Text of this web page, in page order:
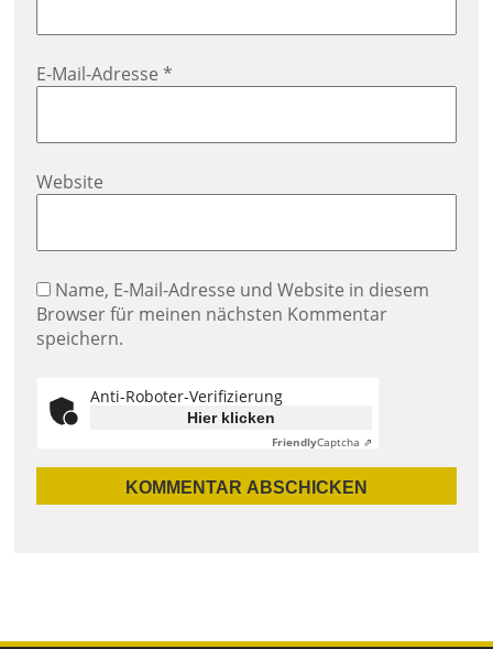
E-Mail-Adresse *
Website
Name, E-Mail-Adresse und Website in diesem
Browser für meinen nächsten Kommentar
speichern.
Anti-Roboter-Verifizierung
Hier klicken
FriendlyCaptcha ⇗